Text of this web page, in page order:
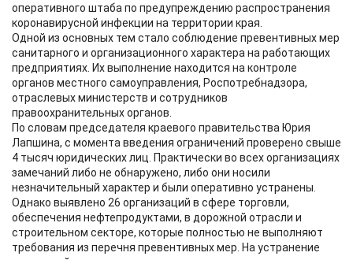
оперативного штаба по предупреждению распространения
коронавирусной инфекции на территории края.
Одной из основных тем стало соблюдение превентивных мер
санитарного и организационного характера на работающих
предприятиях. Их выполнение находится на контроле
органов местного самоуправления, Роспотребнадзора,
отраслевых министерств и сотрудников
правоохранительных органов.
По словам председателя краевого правительства Юрия
Лапшина, с момента введения ограничений проверено свыше
4 тысяч юридических лиц. Практически во всех организациях
замечаний либо не обнаружено, либо они носили
незначительный характер и были оперативно устранены.
Однако выявлено 26 организаций в сфере торговли,
обеспечения нефтепродуктами, в дорожной отрасли и
строительном секторе, которые полностью не выполняют
требования из перечня превентивных мер. На устранение